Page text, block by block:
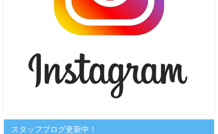
スタッフブログ更新中！